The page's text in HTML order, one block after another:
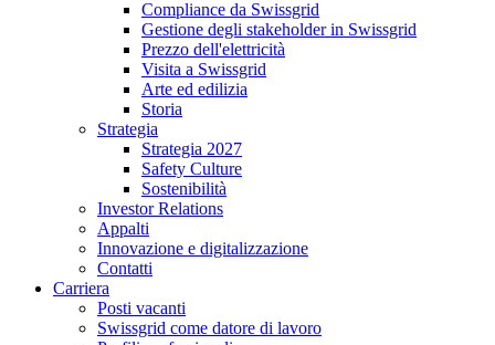
Compliance da Swissgrid
Gestione degli stakeholder in Swissgrid
Prezzo dell'elettricità
Visita a Swissgrid
Arte ed edilizia
Storia
Strategia
Strategia 2027
Safety Culture
Sostenibilità
Investor Relations
Appalti
Innovazione e digitalizzazione
Contatti
Carriera
Posti vacanti
Swissgrid come datore di lavoro